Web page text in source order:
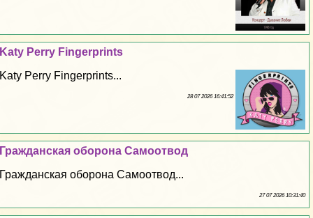
Katy Perry Fingerprints
Katy Perry Fingerprints...
28 07 2026 16:41:52
Гражданская оборона Самоотвод
Гражданская оборона Самоотвод...
27 07 2026 10:31:40